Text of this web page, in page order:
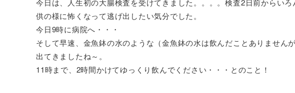
今日は、人生初の大腸検査を受けてきました。。。。検査2日前からい
供の様に怖くなって逃げ出したい気分でした。
今日9時に病院へ・・・
そして早速、金魚鉢の水のような（金魚鉢の水は飲んだことありません
出てきましたね～。
11時まで、2時間かけてゆっくり飲んでください・・・とのこと！